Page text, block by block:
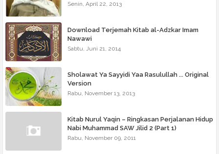
Senin, April 22, 2013
Download Terjemah Kitab al-Adzkar Imam
Nawawi
Sabtu, Juni 21, 2014
Sholawat Ya Sayyidi Yaa Rasulullah ... Original
Version
Rabu, November 13, 2013
Kitab Nurul Yaqin – Ringkasan Perjalanan Hidup
Nabi Muhammad SAW Jilid 2 (Part 1)
Rabu, November 09, 2011